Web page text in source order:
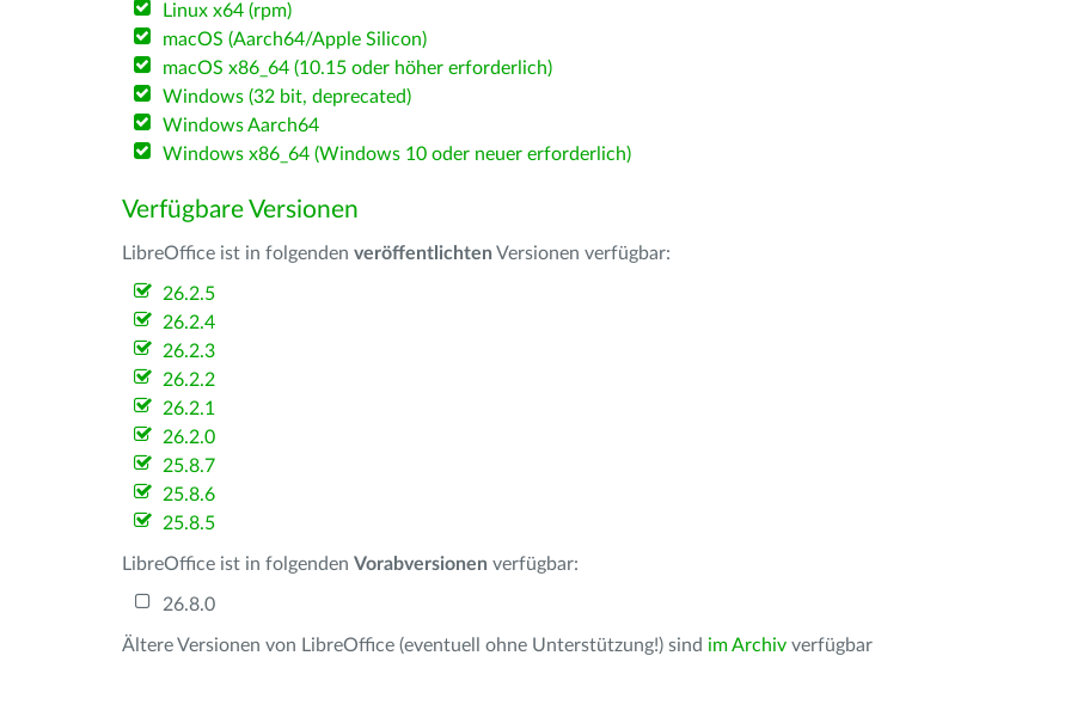
Linux x64 (rpm)
macOS (Aarch64/Apple Silicon)
macOS x86_64 (10.15 oder höher erforderlich)
Windows (32 bit, deprecated)
Windows Aarch64
Windows x86_64 (Windows 10 oder neuer erforderlich)
Verfügbare Versionen
LibreOffice ist in folgenden veröffentlichten Versionen verfügbar:
26.2.5
26.2.4
26.2.3
26.2.2
26.2.1
26.2.0
25.8.7
25.8.6
25.8.5
LibreOffice ist in folgenden Vorabversionen verfügbar:
26.8.0
Ältere Versionen von LibreOffice (eventuell ohne Unterstützung!) sind im Archiv verfügbar